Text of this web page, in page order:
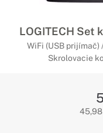
LOGITECH Set
WiFi (USB
Skrolovacie
45,98